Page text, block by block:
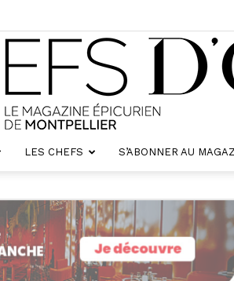
LES CHEFS S’ABONNER AU